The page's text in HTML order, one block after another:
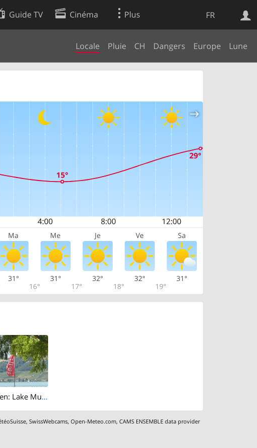
FR
Guide TV Cinéma Plus
Locale Pluie CH Dangers Europe Lune
Ma Me Je Ve Sa
31°
16°
31°
17°
32°
18°
32°
19°
31°
Murten: Lake Murten
,SwissWebcams,Open-Meteo.com,CAMS ENSEMBLE data provider
Web